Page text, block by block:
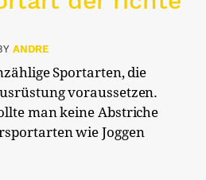
ANDRE
Sportarten, die
voraussetzen.
man keine Abstriche
wie Joggen